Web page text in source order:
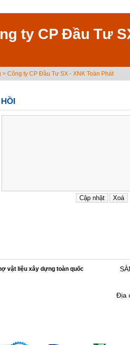
ty CP Đầu Tư
> Công ty CP Đầu Tư SX - XNK Toàn Phát
vật liệu xây dựng toàn quốc
Địa